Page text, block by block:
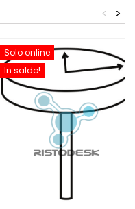
>
<
Solo online
In saldo!